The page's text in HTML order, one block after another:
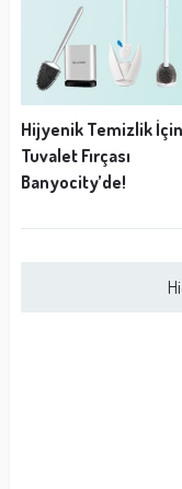
Hijyenik Temizlik İçin
Tuvalet Fırçası
Banyocity’de!